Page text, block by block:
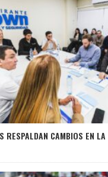
RESPALDAN CAMBIOS EN LA